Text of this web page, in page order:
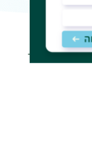
שלהםכאן
בר-אילן, במהלך